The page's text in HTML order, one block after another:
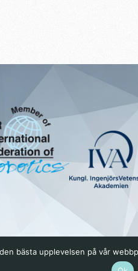
bästa upplevelsen på vår